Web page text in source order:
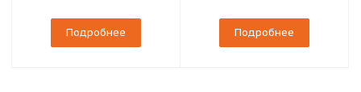
Подробнее Подробнее